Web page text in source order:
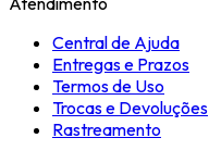
Central de Ajuda
Entregas e Prazos
Termos de Uso
Trocas e Devoluções
Rastreamento